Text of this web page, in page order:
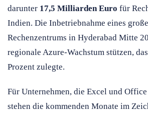
darunter 17,5 Milliarden Euro für
Indien. Die Inbetriebnahme eines
Rechenzentrums in Hyderabad Mitte
regionale Azure-Wachstum stützen,
Prozent zulegte.
Für Unternehmen, die Excel und
stehen die kommenden Monate im